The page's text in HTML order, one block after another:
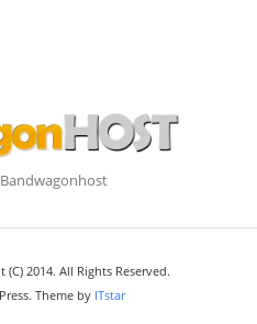
Bandwagonhost
(C) 2014. All Rights Reserved.
Theme by ITstar